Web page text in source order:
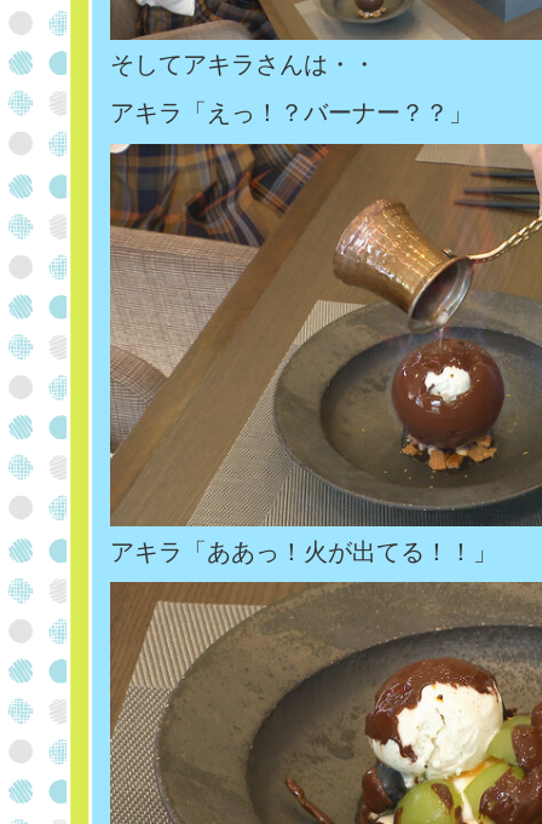
そしてアキラさんは・・
アキラ「えっ！？バーナー？？」
アキラ「ああっ！火が出てる！！」